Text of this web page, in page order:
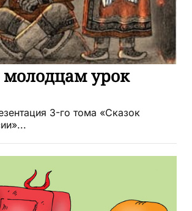
урок
3-го тома «Сказок